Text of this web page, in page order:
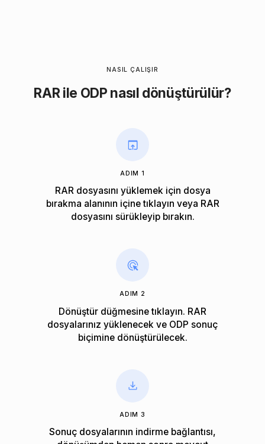
NASIL ÇALIŞIR
RAR ile ODP nasıl dönüştürülür?
ADIM 1
RAR dosyasını yüklemek için dosya
bırakma alanının içine tıklayın veya RAR
dosyasını sürükleyip bırakın.
ADIM 2
Dönüştür düğmesine tıklayın. RAR
dosyalarınız yüklenecek ve ODP sonuç
biçimine dönüştürülecek.
ADIM 3
Sonuç dosyalarının indirme bağlantısı,